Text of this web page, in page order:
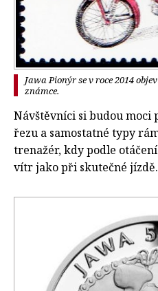
Jawa Pionýr se v roce 2014
známce.
Návštěvníci si budou
řezu a samostatné typy
trenažér, kdy podle
vítr jako při skutečné jízdě.